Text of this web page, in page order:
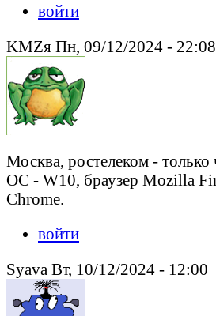
войти
KMZя Пн, 09/12/2024 - 22:08
Москва, ростелеком -
ОС - W10, браузер Mozilla
Chrome.
войти
Syava Вт, 10/12/2024 - 12:00